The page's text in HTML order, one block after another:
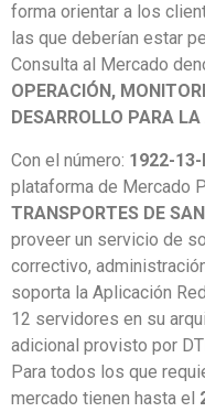
forma orientar a los
las que deberían estar
Consulta al Mercado
OPERACIÓN,
DESARROLLO PARA
Con el número: 1922-13-
plataforma de Mercado
TRANSPORTES DE
proveer un servicio de
correctivo,
soporta la Aplicación
12 servidores en su
adicional provisto por
Para todos los que
mercado tienen hasta el